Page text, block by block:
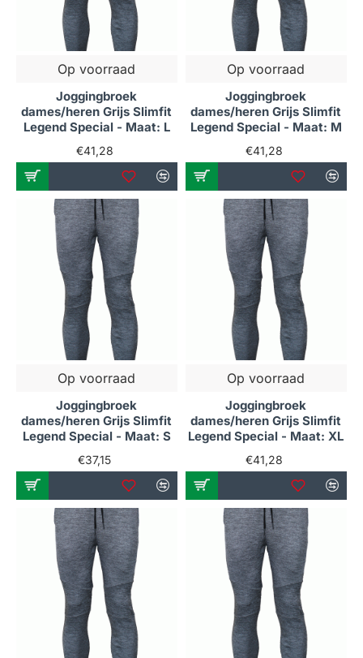
Op voorraad
Joggingbroek
dames/heren Grijs Slimfit
Legend Special - Maat: L
€41,28
Op voorraad
Joggingbroek
dames/heren Grijs Slimfit
Legend Special - Maat: M
€41,28
Op voorraad
Joggingbroek
dames/heren Grijs Slimfit
Legend Special - Maat: S
€37,15
Op voorraad
Joggingbroek
dames/heren Grijs Slimfit
Legend Special - Maat: XL
€41,28